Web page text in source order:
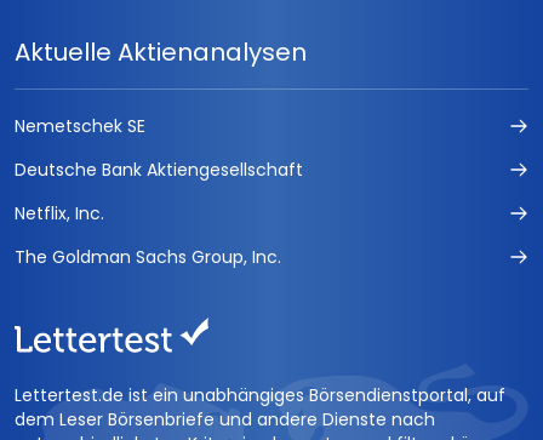
Aktuelle Aktienanalysen
Nemetschek SE
Deutsche Bank Aktiengesellschaft
Netflix, Inc.
The Goldman Sachs Group, Inc.
Lettertest.de ist ein unabhängiges Börsendienstportal, auf
dem Leser Börsenbriefe und andere Dienste nach